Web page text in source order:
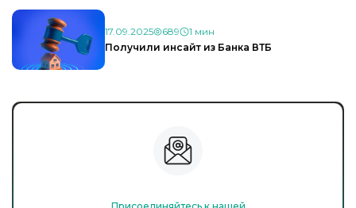
17.09.2025 689
1 мин
Получили инсайт из Банка ВТБ